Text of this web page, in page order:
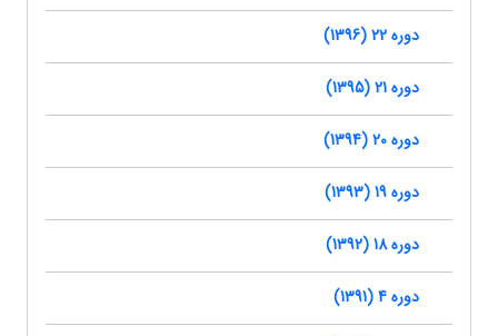
دوره 22 (1396)
دوره 21 (1395)
دوره 20 (1394)
دوره 19 (1393)
دوره 18 (1392)
دوره 4 (1391)